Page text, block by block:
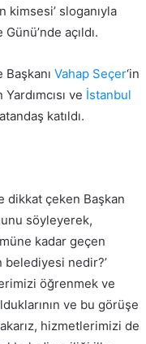
sloganıyla
açıldı.
Vahap Seçer‘in
ve İstanbul
katıldı.
dikkat çeken Başkan
söyleyerek,
kadar geçen
belediyesi nedir?’
öğrenmek ve
ve bu görüşe
hizmetlerimizi de